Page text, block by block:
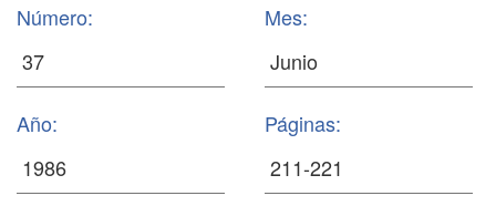
Número: Mes:
Año: Páginas: